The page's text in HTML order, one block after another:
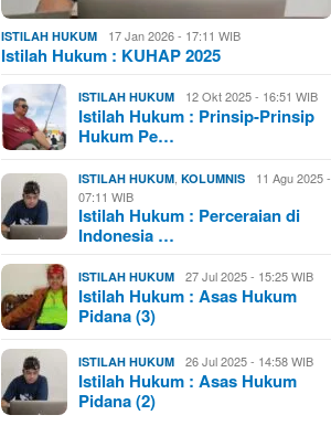
ISTILAH HUKUM 17 Jan 2026 - 17:11 WIB
Istilah Hukum : KUHAP 2025
ISTILAH HUKUM 12 Okt 2025 - 16:51 WIB
Istilah Hukum : Prinsip-Prinsip
Hukum Pe…
ISTILAH HUKUM ,KOLUMNIS
11 Agu 2025 -
07:11 WIB
Istilah Hukum : Perceraian di
Indonesia …
ISTILAH HUKUM 27 Jul 2025 - 15:25 WIB
Istilah Hukum : Asas Hukum
Pidana (3)
ISTILAH HUKUM 26 Jul 2025 - 14:58 WIB
Istilah Hukum : Asas Hukum
Pidana (2)